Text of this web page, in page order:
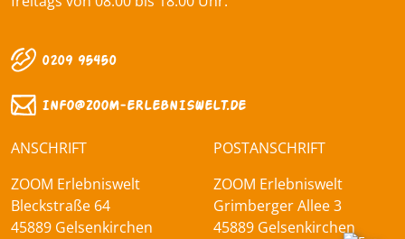
0209 95450
INFO@ZOOM‑ERLEBNISWELT.DE
ANSCHRIFT
ZOOM Erlebniswelt
Bleckstraße 64
45889 Gelsenkirchen
POSTANSCHRIFT
ZOOM Erlebniswelt
Grimberger Allee 3
45889 Gelsenkirchen